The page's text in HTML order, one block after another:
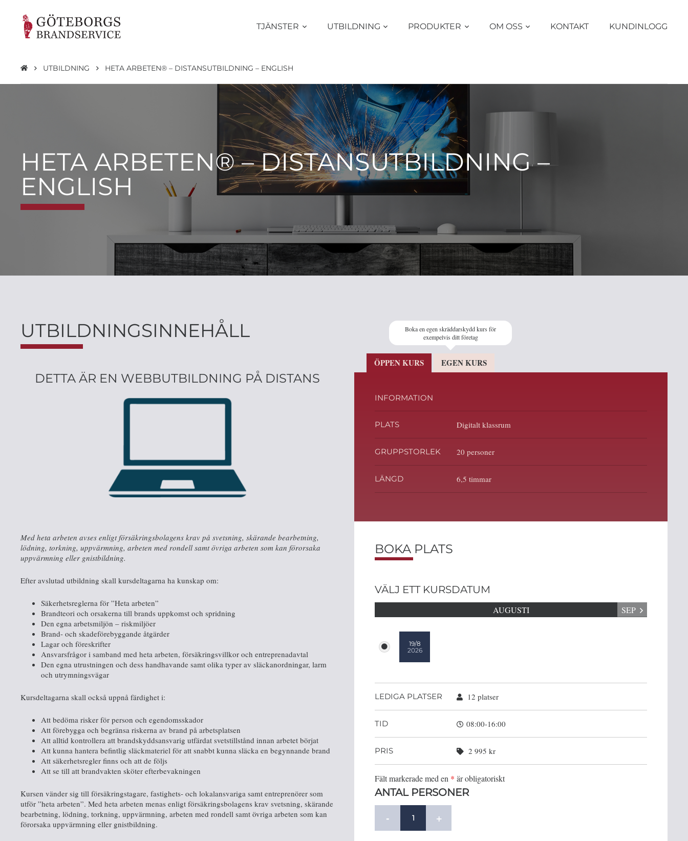
TJÄNSTER UTBILDNING PRODUKTER OM OSS KONTAKT KUNDINLOGG
UTBILDNING HETA ARBETEN® – DISTANSUTBILDNING – ENGLISH
HETA ARBETEN® – DISTANSUTBILDNING –
ENGLISH
UTBILDNINGSINNEHÅLL
DETTA ÄR EN WEBBUTBILDNING PÅ DISTANS
Med heta arbeten avses enligt försäkringsbolagens krav på svetsning, skärande bearbetning,
lödning, torkning, uppvärmning, arbeten med rondell samt övriga arbeten som kan förorsaka
uppvärmning eller gnistbildning.
Efter avslutad utbildning skall kursdeltagarna ha kunskap om:
Säkerhetsreglerna för ”Heta arbeten”
Brandteori och orsakerna till brands uppkomst och spridning
Den egna arbetsmiljön – riskmiljöer
Brand- och skadeförebyggande åtgärder
Lagar och föreskrifter
Ansvarsfrågor i samband med heta arbeten, försäkringsvillkor och entreprenadavtal
Den egna utrustningen och dess handhavande samt olika typer av släckanordningar, larm
och utrymningsvägar
Kursdeltagarna skall också uppnå färdighet i:
Att bedöma risker för person och egendomsskador
Att förebygga och begränsa riskerna av brand på arbetsplatsen
Att alltid kontrollera att brandskyddsansvarig utfärdat svetstillstånd innan arbetet börjat
Att kunna hantera befintlig släckmateriel för att snabbt kunna släcka en begynnande brand
Att säkerhetsregler finns och att de följs
Att se till att brandvakten sköter efterbevakningen
Kursen vänder sig till försäkringstagare, fastighets- och lokalansvariga samt entreprenörer som
utför ”heta arbeten”. Med heta arbeten menas enligt försäkringsbolagens krav svetsning, skärande
bearbetning, lödning, torkning, uppvärmning, arbeten med rondell samt övriga arbeten som kan
förorsaka uppvärmning eller gnistbildning.
Boka en egen skräddarskydd kurs för
exempelvis ditt företag
ÖPPEN KURS EGEN KURS
INFORMATION
PLATS Digitalt klassrum
GRUPPSTORLEK 20 personer
LÄNGD 6,5 timmar
BOKA PLATS
VÄLJ ETT KURSDATUM
AUGUSTI SEP
19/8
2026
LEDIGA PLATSER 12 platser
TID 08:00-16:00
PRIS 2 995 kr
Fält markerade med en * är obligatoriskt
ANTAL PERSONER
- +